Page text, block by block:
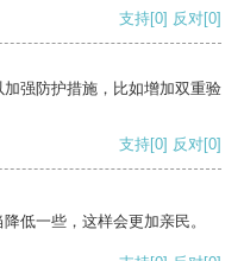
支持[0] 反对[0]
强防护措施，比如增加双重验
支持[0] 反对[0]
低一些，这样会更加亲民。